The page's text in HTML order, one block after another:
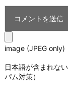
image (JPEG only)
日本語が含まれな
パム対策）